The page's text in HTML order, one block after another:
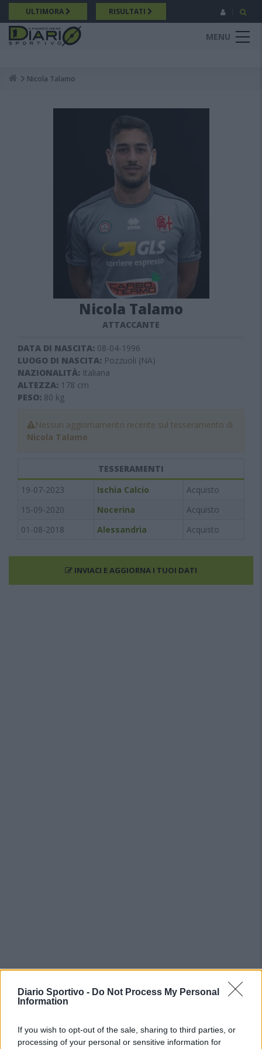
Diario Sportivo - Do Not Process My Personal
Information
If you wish to opt-out of the sale, sharing to third parties, or
processing of your personal or sensitive information for
Salta
al
contenuto
principale
ULTIMORA RISULTATI
MENU
Breadcrumb
Nicola Talamo
Nicola Talamo
ATTACCANTE
DATA DI NASCITA: 08-04-1996
LUOGO DI NASCITA: Pozzuoli (NA)
NAZIONALITÀ: Italiana
ALTEZZA: 178 cm
PESO: 80 kg
Nessun aggiornamento recente sul tesseramento di
Nicola Talamo
TESSERAMENTI
19-07-2023
Ischia Calcio
Acquisto
15-09-2020
Nocerina
Acquisto
01-08-2018
Alessandria Acquisto
INVIACI E AGGIORNA I TUOI DATI